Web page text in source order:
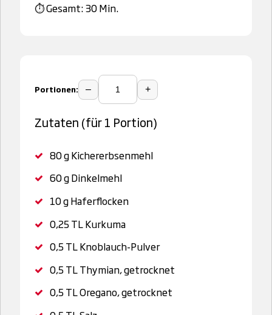
⏱️ Gesamt: 30 Min.
Portionen: – +
Zutaten (für 1 Portion)
80 gKichererbsenmehl
60 gDinkelmehl
10 gHaferflocken
0,25 TLKurkuma
0,5 TLKnoblauch-Pulver
0,5 TLThymian, getrocknet
0,5 TLOregano, getrocknet